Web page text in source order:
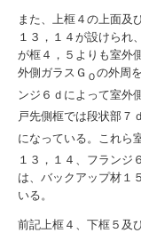
また、上框４の上面及
１３，１４が設けられ
が框４，５よりも室外
外側ガラスＧ Ｏの外周
ンジ６ｄによって室外
戸先側框では段状部７
になっている。これら
１３，１４、フランジ
は、バックアップ材１
いる。
前記上框４、下框５及